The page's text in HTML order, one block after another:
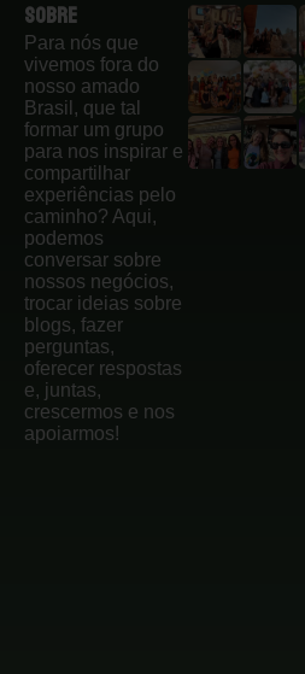
Sobre
Para nós que
vivemos fora do
nosso amado
Brasil, que tal
formar um grupo
para nos inspirar e
compartilhar
experiências pelo
caminho? Aqui,
podemos
conversar sobre
nossos negócios,
trocar ideias sobre
blogs, fazer
perguntas,
oferecer respostas
e, juntas,
crescermos e nos
apoiarmos!